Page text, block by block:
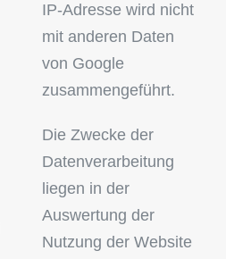
IP-Adresse wird nicht
mit anderen Daten
von Google
zusammengeführt.
Die Zwecke der
Datenverarbeitung
liegen in der
Auswertung der
Nutzung der Website